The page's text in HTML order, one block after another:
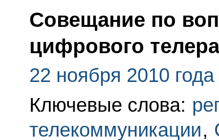
Совещание по
цифрового
22 ноября 2010 года
Ключевые слова:
телекоммуникации,